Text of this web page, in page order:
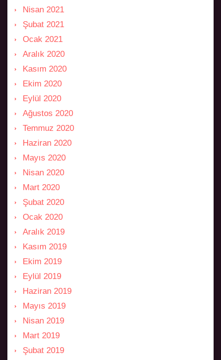
Nisan 2021
Şubat 2021
Ocak 2021
Aralık 2020
Kasım 2020
Ekim 2020
Eylül 2020
Ağustos 2020
Temmuz 2020
Haziran 2020
Mayıs 2020
Nisan 2020
Mart 2020
Şubat 2020
Ocak 2020
Aralık 2019
Kasım 2019
Ekim 2019
Eylül 2019
Haziran 2019
Mayıs 2019
Nisan 2019
Mart 2019
Şubat 2019